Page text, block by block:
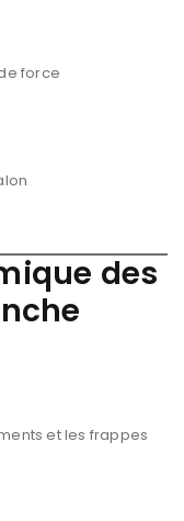
force
des
et les frappes